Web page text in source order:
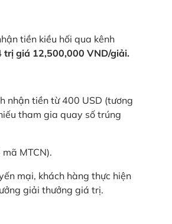
tiền kiều hối qua kênh
trị giá 12,500,000 VND/giải.
nhận tiền từ 400 USD (tương
tham gia quay số trúng
MTCN).
mại, khách hàng thực hiện
giải thưởng giá trị.